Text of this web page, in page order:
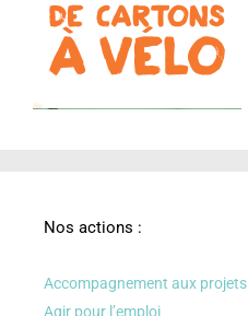
Nos actions :
Accompagnement aux projets
Agir pour l’emploi